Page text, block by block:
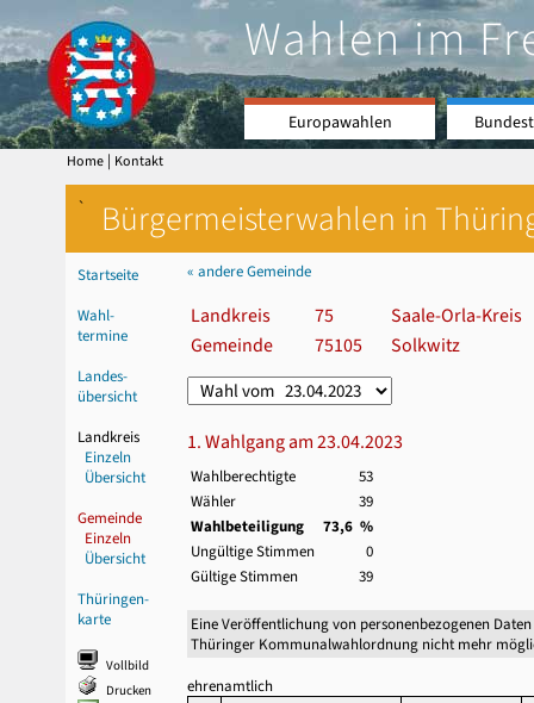
Wahlen im
Europawahlen
Home | Kontakt
` Bürgermeisterwahlen in
Startseite
Wahl-
termine
Landes-
übersicht
Landkreis
Einzeln
Übersicht
Gemeinde
Einzeln
Übersicht
Thüringen-
karte
Vollbild
Drucken
« andere Gemeinde
Landkreis 75
Saale-Orla-Kreis
Gemeinde
75105 Solkwitz
1. Wahlgang am 23.04.2023
Wahlberechtigte
53
Wähler
39
Wahlbeteiligung
73,6 %
Ungültige Stimmen
0
Gültige Stimmen
39
Eine Veröffentlichung von personenbezogenen
Thüringer Kommunalwahlordnung nicht mehr
ehrenamtlich